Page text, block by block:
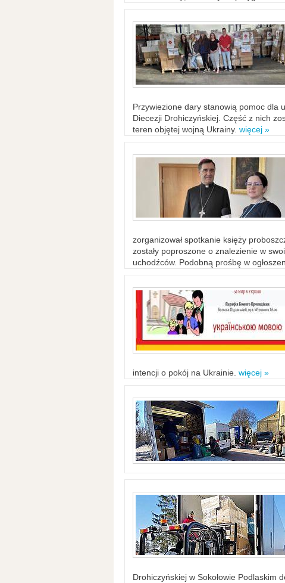
Przywiezione dary stanowią pomoc dla
Diecezji Drohiczyńskiej. Część z nich
teren objętej wojną Ukrainy. więcej »
zorganizował spotkanie księży
zostały poproszone o znalezienie w
uchodźców. Podobną prośbę w
intencji o pokój na Ukrainie. więcej »
Drohiczyńskiej w Sokołowie Podlaskim